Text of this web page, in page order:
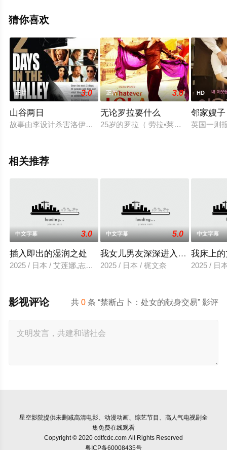
解。
猜你喜欢
正片 3.0
山谷两日
故事由李设计杀害洛伊诈骗保险金展开，李找来混混多斯摩要
正片 3.0
无论罗拉要什么
25岁的罗拉（ 劳拉•莱姆希 Laura
HD
邻家嫂子
英国一则
相关推荐
中文字幕 3.0
插入即出的湿润之处
2025 / 日本 / 艾莲娜,志美健
中文字幕 5.0
我女儿男友深深进入我的身体
2025 / 日本 / 梶文奈
中文字幕
我床上
2025 / 日
共0 条 “禁断占卜：处女的献身交易” 影评
影视评论
星空影院提供未删减高清电影、动漫动画、综艺节目、高人气电视剧全
集免费在线观看
Copyright © 2020 cdtfcdc.com All Rights Reserved
粤ICP备60008435号